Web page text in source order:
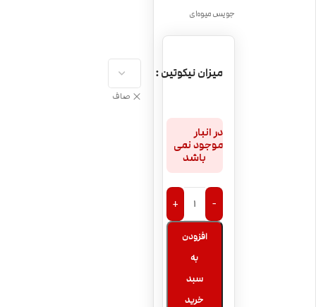
جویس میوه‌ای
میزان نیکوتین
صاف
در انبار
موجود نمی
باشد
-
+
افزودن
به
سبد
خرید